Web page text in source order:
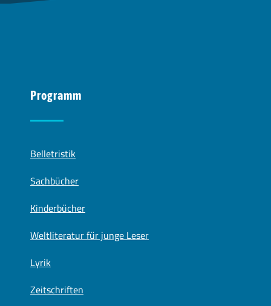
Programm
Belletristik
Sachbücher
Kinderbücher
Weltliteratur für junge Leser
Lyrik
Zeitschriften